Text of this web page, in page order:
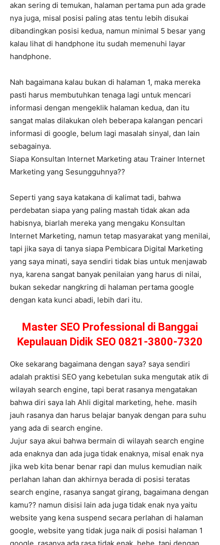
akan sering di temukan, halaman pertama pun ada grade
nya juga, misal posisi paling atas tentu lebih disukai
dibandingkan posisi kedua, namun minimal 5 besar yang
kalau lihat di handphone itu sudah memenuhi layar
handphone.
Nah bagaimana kalau bukan di halaman 1, maka mereka
pasti harus membutuhkan tenaga lagi untuk mencari
informasi dengan mengeklik halaman kedua, dan itu
sangat malas dilakukan oleh beberapa kalangan pencari
informasi di google, belum lagi masalah sinyal, dan lain
sebagainya.
Siapa Konsultan Internet Marketing atau Trainer Internet
Marketing yang Sesungguhnya??
Seperti yang saya katakana di kalimat tadi, bahwa
perdebatan siapa yang paling mastah tidak akan ada
habisnya, biarlah mereka yang mengaku Konsultan
Internet Marketing, namun tetap masyarakat yang menilai,
tapi jika saya di tanya siapa Pembicara Digital Marketing
yang saya minati, saya sendiri tidak bias untuk menjawab
nya, karena sangat banyak penilaian yang harus di nilai,
bukan sekedar nangkring di halaman pertama google
dengan kata kunci abadi, lebih dari itu.
Master SEO Professional di Banggai
Kepulauan Didik SEO 0821-3800-7320
Oke sekarang bagaimana dengan saya? saya sendiri
adalah praktisi SEO yang kebetulan suka mengutak atik di
wilayah search engine, tapi berat rasanya mengatakan
bahwa diri saya lah Ahli digital marketing, hehe. masih
jauh rasanya dan harus belajar banyak dengan para suhu
yang ada di search engine.
Jujur saya akui bahwa bermain di wilayah search engine
ada enaknya dan ada juga tidak enaknya, misal enak nya
jika web kita benar benar rapi dan mulus kemudian naik
perlahan lahan dan akhirnya berada di posisi teratas
search engine, rasanya sangat girang, bagaimana dengan
kamu?? namun disisi lain ada juga tidak enak nya yaitu
website yang kena suspend secara perlahan di halaman
google, website yang tidak juga naik di posisi halaman 1